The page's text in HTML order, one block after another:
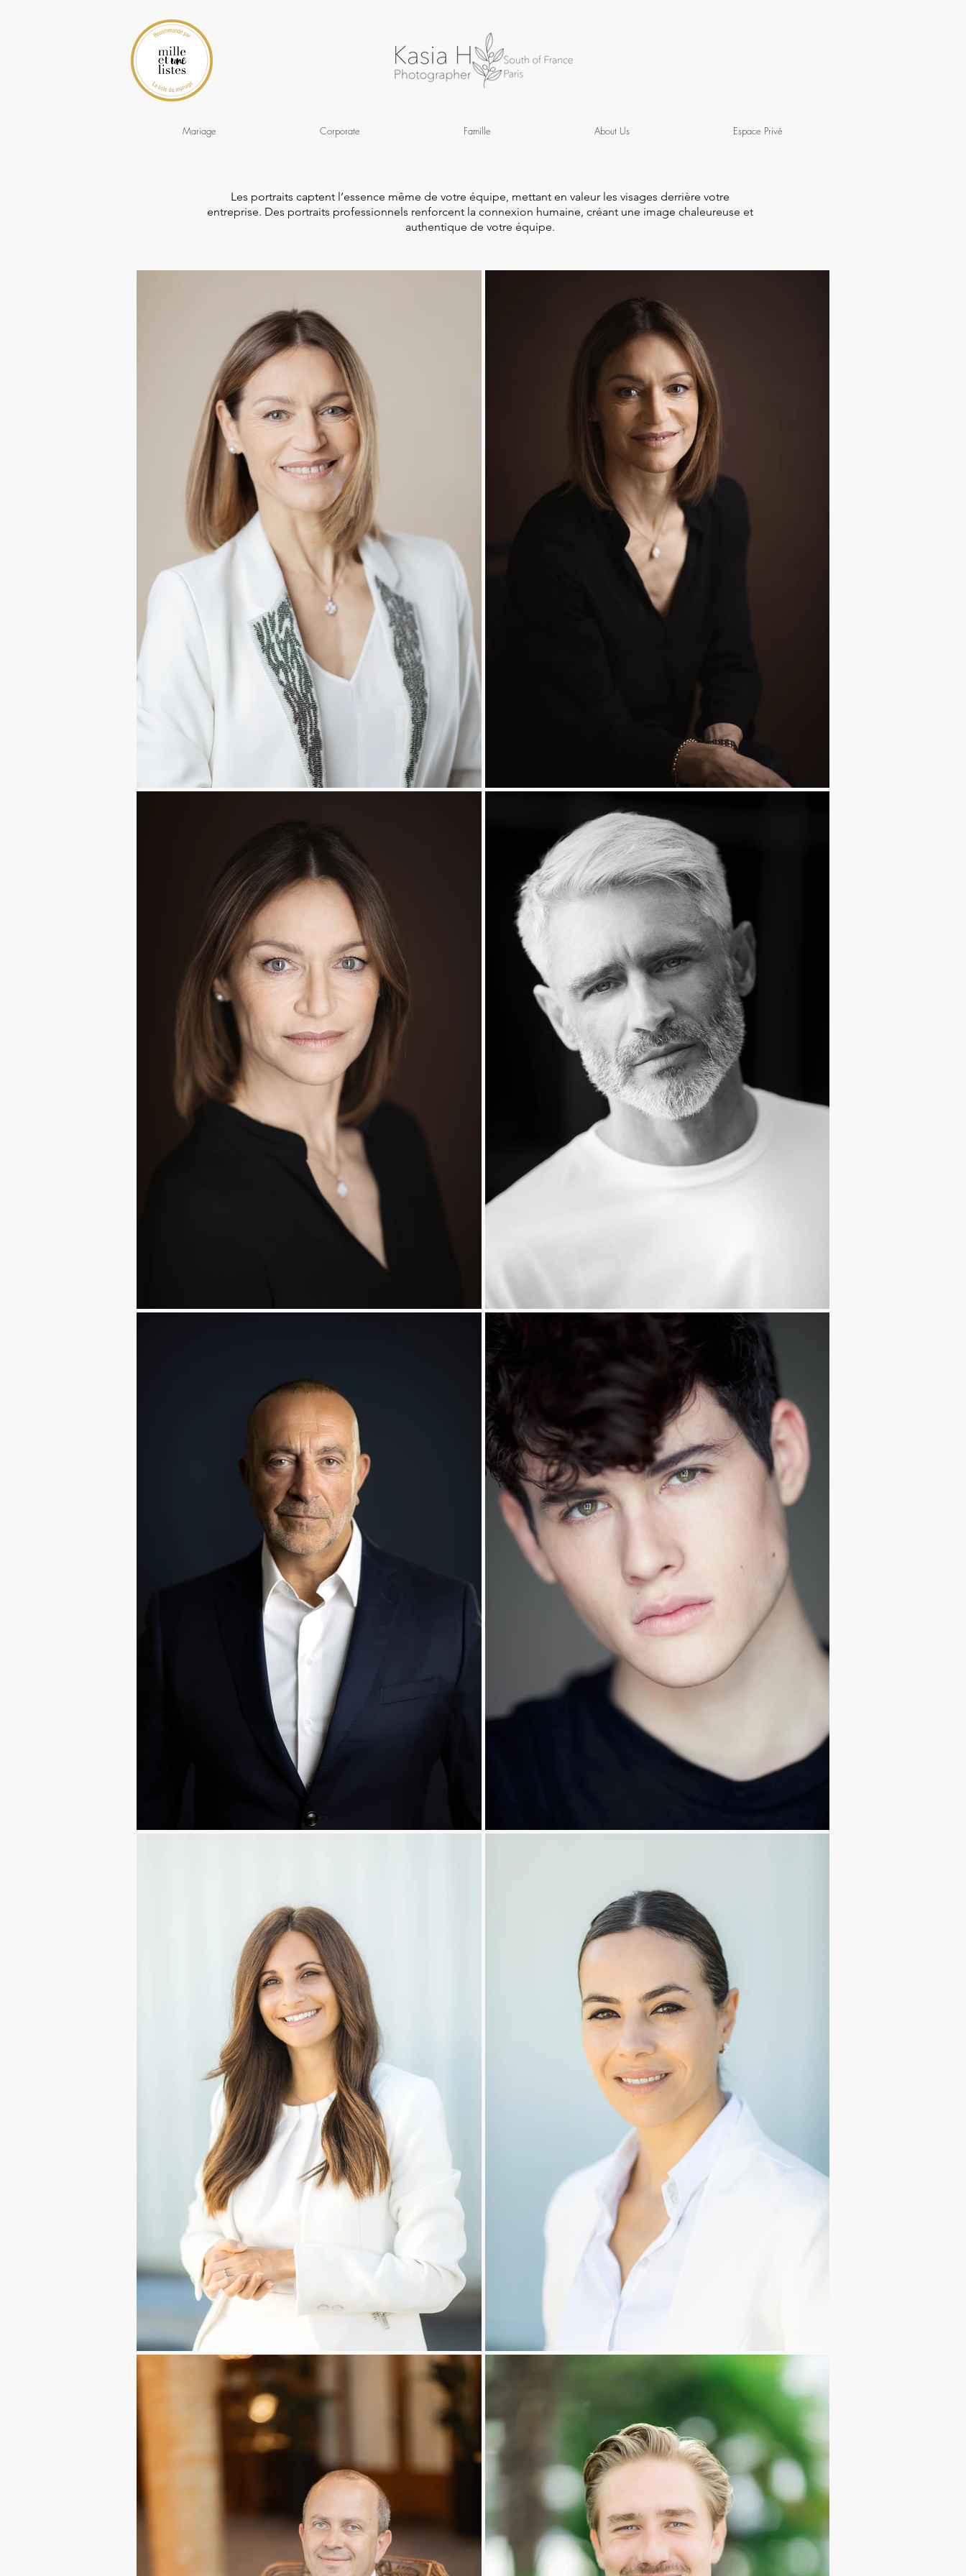
Mariage Corporate Famille About Us Espace Privé
Les portraits captent l’essence même de votre équipe, mettant en valeur les visages derrière votre
entreprise. Des portraits professionnels renforcent la connexion humaine, créant une image chaleureuse et
authentique de votre équipe.